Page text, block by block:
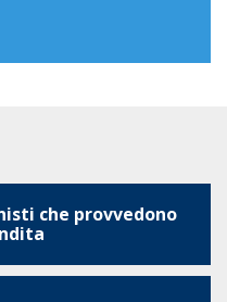
che provvedono